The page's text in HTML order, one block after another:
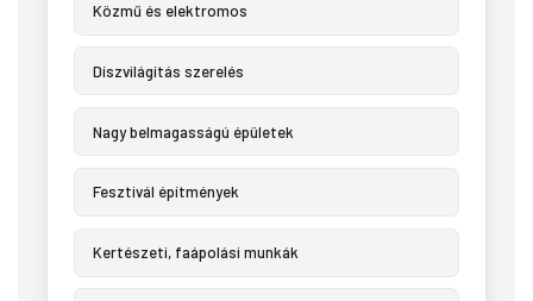
Közmű és elektromos
Díszvilágítás szerelés
Nagy belmagasságú épületek
Fesztivál építmények
Kertészeti, faápolási munkák